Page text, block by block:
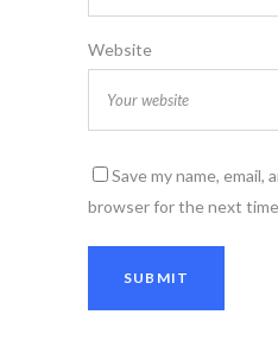
Website
Save my name, email,
browser for the next